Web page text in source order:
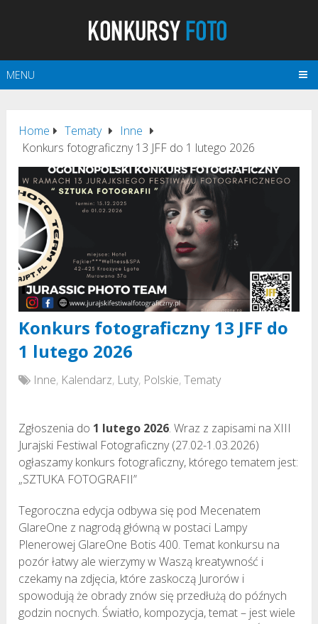
MENU
Home Tematy
Inne
Konkurs fotograficzny 13 JFF do 1 lutego 2026
Konkurs fotograficzny 13 JFF do
1 lutego 2026
Inne, Kalendarz, Luty, Polskie,Tematy
Zgłoszenia do 1 lutego 2026. Wraz z zapisami na XIII
Jurajski Festiwal Fotograficzny (27.02-1.03.2026)
ogłaszamy konkurs fotograficzny, którego tematem jest:
„SZTUKA FOTOGRAFII”
Tegoroczna edycja odbywa się pod Mecenatem
GlareOne z nagrodą główną w postaci Lampy
Plenerowej GlareOne Botis 400. Temat konkursu na
pozór łatwy ale wierzymy w Waszą kreatywność i
czekamy na zdjęcia, które zaskoczą Jurorów i
spowodują że obrady znów się przedłużą do późnych
godzin nocnych. Światło, kompozycja, temat – jest wiele